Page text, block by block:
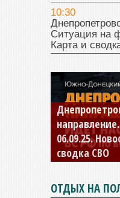
10:30
Ситуация на
Карта и
06.09.25.
сводка СВО
ОТДЫХ НА